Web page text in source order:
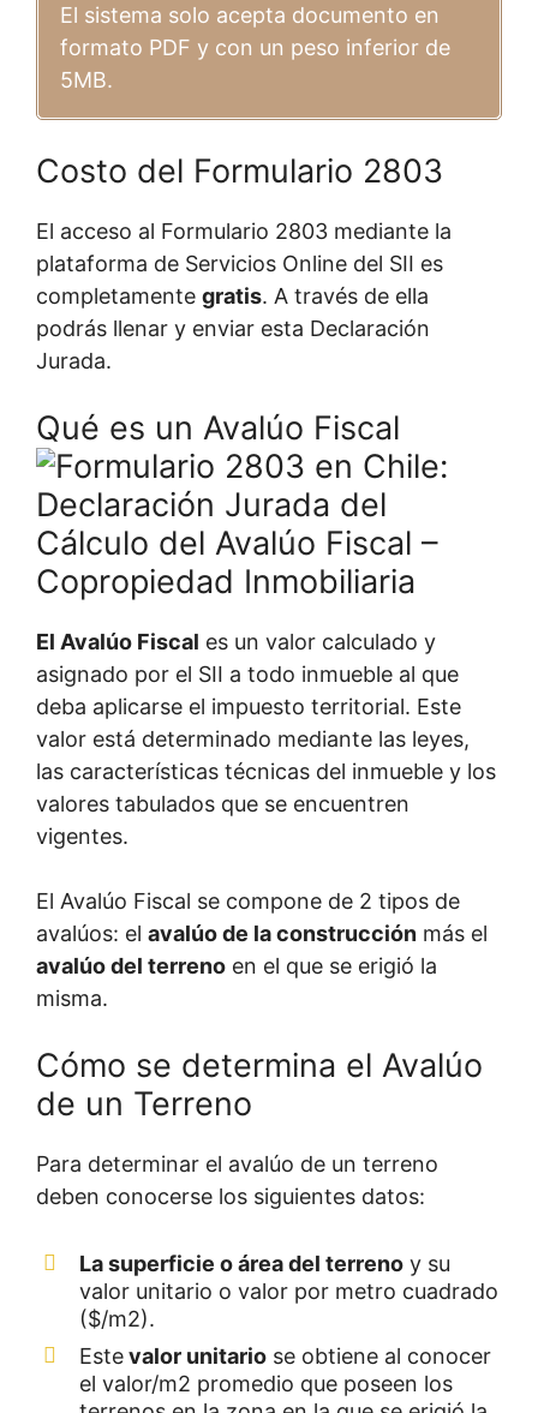
El sistema solo acepta documento en
formato PDF y con un peso inferior de
5MB.
Costo del Formulario 2803
El acceso al Formulario 2803 mediante la
plataforma de Servicios Online del SII es
completamente gratis. A través de ella
podrás llenar y enviar esta Declaración
Jurada.
Qué es un Avalúo Fiscal
El Avalúo Fiscal es un valor calculado y
asignado por el SII a todo inmueble al que
deba aplicarse el impuesto territorial. Este
valor está determinado mediante las leyes,
las características técnicas del inmueble y los
valores tabulados que se encuentren
vigentes.
El Avalúo Fiscal se compone de 2 tipos de
avalúos: el avalúo de la construcción más el
avalúo del terreno en el que se erigió la
misma.
Cómo se determina el Avalúo
de un Terreno
Para determinar el avalúo de un terreno
deben conocerse los siguientes datos:
La superficie o área del terreno y su
valor unitario o valor por metro cuadrado
($/m2).
Estevalor unitario se obtiene al conocer
el valor/m2 promedio que poseen los